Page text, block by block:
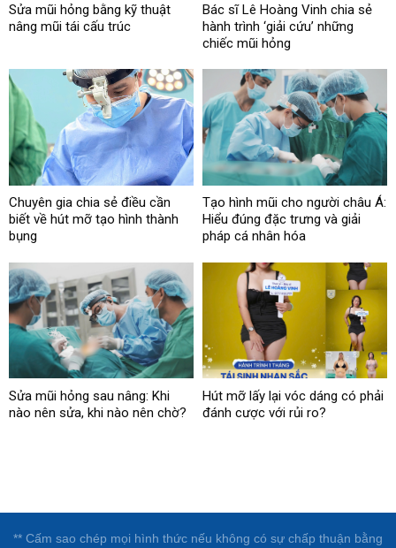
Sửa mũi hỏng bằng kỹ thuật
nâng mũi tái cấu trúc
Bác sĩ Lê Hoàng Vinh chia sẻ
hành trình ‘giải cứu’ những
chiếc mũi hỏng
Chuyên gia chia sẻ điều cần
biết về hút mỡ tạo hình thành
bụng
Tạo hình mũi cho người châu Á:
Hiểu đúng đặc trưng và giải
pháp cá nhân hóa
Sửa mũi hỏng sau nâng: Khi
nào nên sửa, khi nào nên chờ?
Hút mỡ lấy lại vóc dáng có phải
đánh cược với rủi ro?
** Cấm sao chép mọi hình thức nếu không có sự chấp thuận bằng